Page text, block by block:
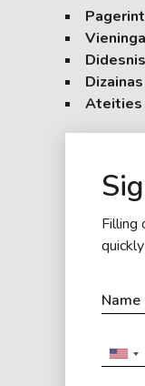
Ateities
Filling